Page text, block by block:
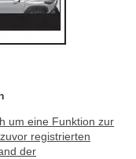
um eine Funktion zur
registrierten
der